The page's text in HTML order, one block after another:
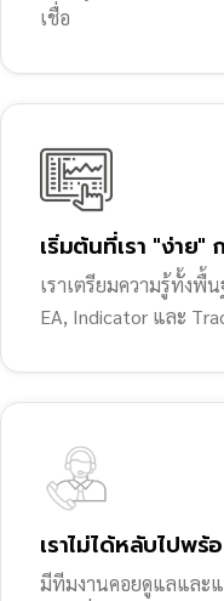
เชื่อ
เริ่มต้นที่เรา "ง่าย"
เราเตรียมความรู้ทั้งพื้
EA, Indicator และ
เราไม่ได้หลับไปพ
มีทีมงานคอยดูแลและ